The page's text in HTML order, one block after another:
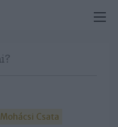
Mohácsi Csata